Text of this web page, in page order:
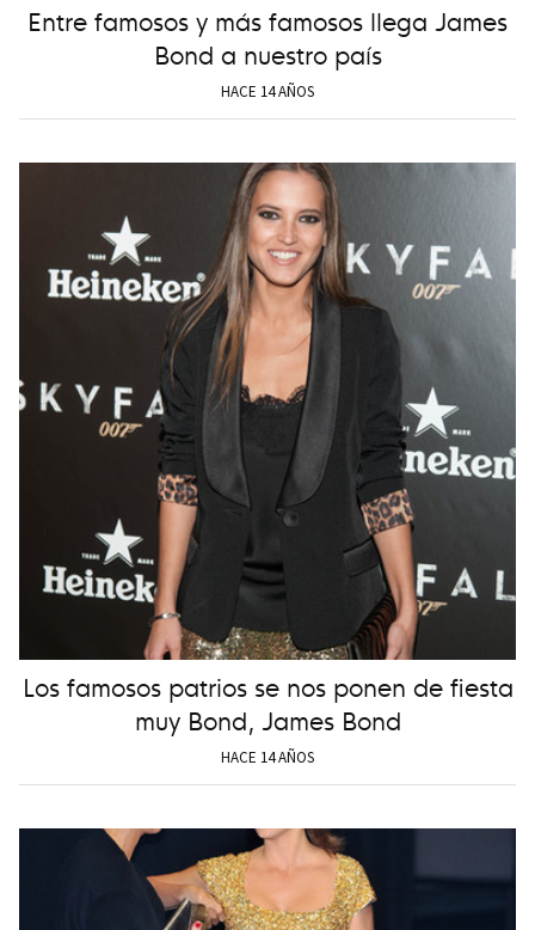
Entre famosos y más famosos llega James
Bond a nuestro país
HACE 14 AÑOS
Los famosos patrios se nos ponen de fiesta
muy Bond, James Bond
HACE 14 AÑOS